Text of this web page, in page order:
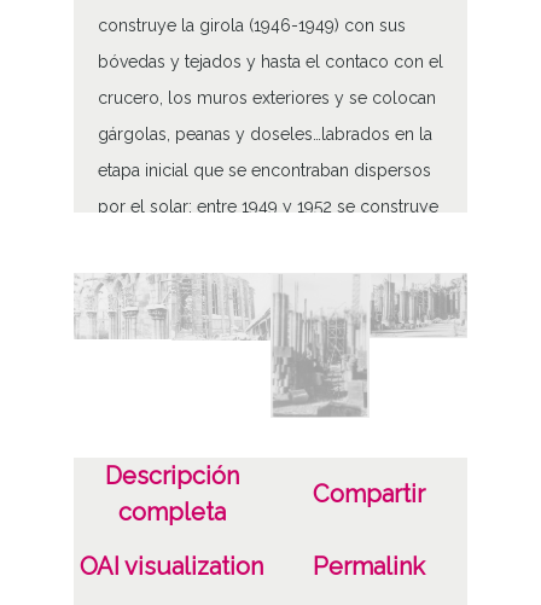
construye la girola (1946-1949) con sus
bóvedas y tejados y hasta el contaco con el
crucero, los muros exteriores y se colocan
gárgolas, peanas y doseles…labrados en la
etapa inicial que se encontraban dispersos
por el solar; entre 1949 y 1952 se construye
grandes bóvedas; de 1952 a 1964 el
crucero, la portada lateral norte y el torreón
del crucero; por fin, de 1964 a 1969 se
termina la parte comprendida entre el
crucero y la fachada y la sacristía
pórtico y las torresque han de formar su
Descripción
completa
Compartir
OAI visualization Permalink